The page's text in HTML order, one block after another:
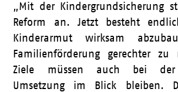
„Mit der Kindergrundsicherung
Reform an. Jetzt besteht
Kinderarmut wirksam
Familienförderung gerechter zu
Ziele müssen auch bei der
Umsetzung im Blick bleiben.